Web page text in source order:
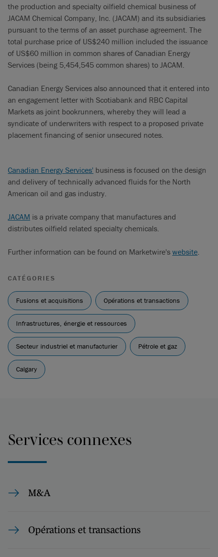
the production and specialty oilfield chemical business of
JACAM Chemical Company, Inc. (JACAM) and its subsidiaries
pursuant to the terms of an asset purchase agreement. The
total purchase price of US$240 million included the issuance
of US$60 million in common shares of Canadian Energy
Services (being 5,454,545 common shares) to JACAM.
Canadian Energy Services also announced that it entered into
an engagement letter with Scotiabank and RBC Capital
Markets as joint bookrunners, whereby they will lead a
syndicate of underwriters with respect to a proposed private
placement financing of senior unsecured notes.
Canadian Energy Services' business is focused on the design
and delivery of technically advanced fluids for the North
American oil and gas industry.
JACAM is a private company that manufactures and
distributes oilfield related specialty chemicals.
Further information can be found on Marketwire's website.
CATÉGORIES
Fusions et acquisitions Opérations et transactions
Infrastructures, énergie et ressources
Secteur industriel et manufacturier Pétrole et gaz
Calgary
Services connexes
M&A
Opérations et transactions